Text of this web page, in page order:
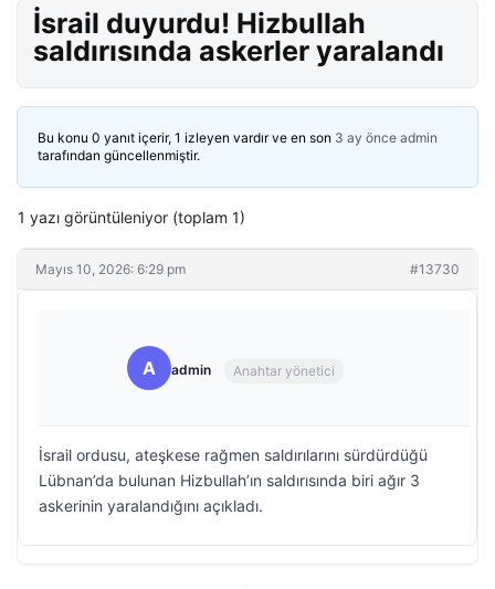
İsrail duyurdu! Hizbullah
saldırısında askerler yaralandı
Bu konu 0 yanıt içerir, 1 izleyen vardır ve en son 3 ay önce admin
tarafından güncellenmiştir.
1 yazı görüntüleniyor (toplam 1)
Mayıs 10, 2026: 6:29 pm #13730
A admin Anahtar yönetici
İsrail ordusu, ateşkese rağmen saldırılarını sürdürdüğü
Lübnan’da bulunan Hizbullah’ın saldırısında biri ağır 3
askerinin yaralandığını açıkladı.